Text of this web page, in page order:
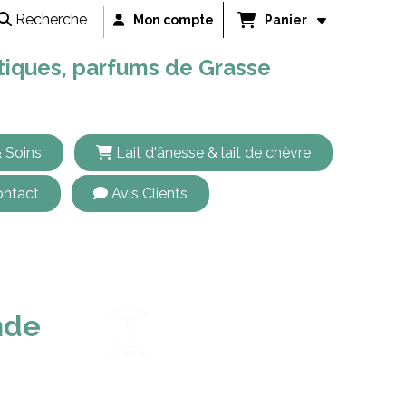
parfums de Grasse
Recherche Mon compte Panier
Soins Lait d'ânesse & lait de chèvre
Avis Clients